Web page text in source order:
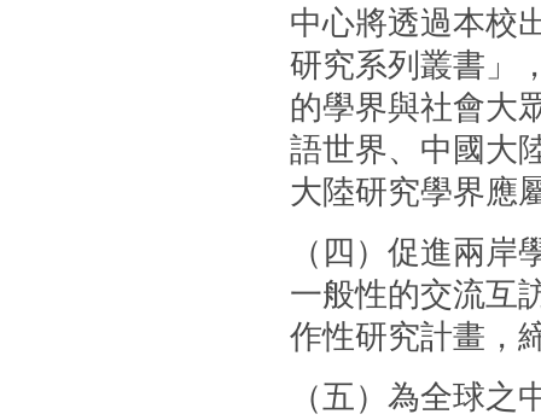
中心將透過本校
研究系列叢書」
的學界與社會大
語世界、中國大
大陸研究學界應
（四）促進兩
一般性的交流互
作性研究計畫，
（五）為全球